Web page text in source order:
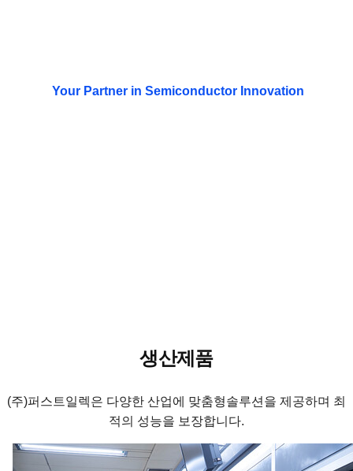
Your Partner in Semiconductor Innovation
생산제품
(주)퍼스트일렉은 다양한 산업에 맞춤형솔루션을 제공하며 최
적의 성능을 보장합니다.